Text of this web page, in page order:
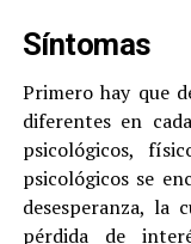
Síntomas
Primero hay que
diferentes en
psicológicos,
psicológicos se
desesperanza, la
pérdida de